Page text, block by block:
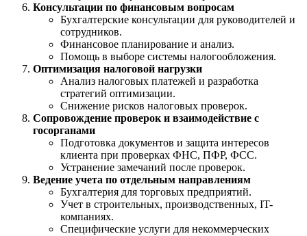
Консультации по финансовым вопросам
Бухгалтерские консультации для руководителей и
сотрудников.
Финансовое планирование и анализ.
Помощь в выборе системы налогообложения.
Оптимизация налоговой нагрузки
Анализ налоговых платежей и разработка
стратегий оптимизации.
Снижение рисков налоговых проверок.
Сопровождение проверок и взаимодействие с
госорганами
Подготовка документов и защита интересов
клиента при проверках ФНС, ПФР, ФСС.
Устранение замечаний после проверок.
Ведение учета по отдельным направлениям
Бухгалтерия для торговых предприятий.
Учет в строительных, производственных, IT-
компаниях.
Специфические услуги для некоммерческих